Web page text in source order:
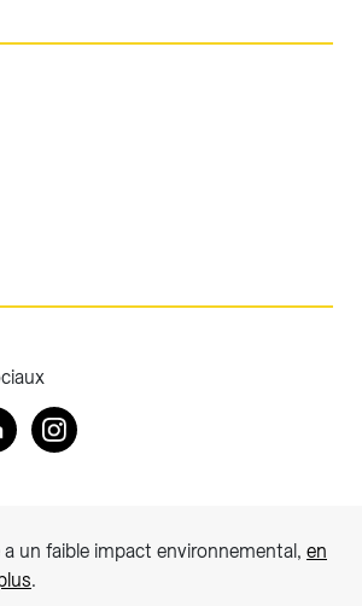
Facebook
Instagram
a un faible impact environnemental, en
.
espace client SIG.
SIG n'est pas optimisé pour une